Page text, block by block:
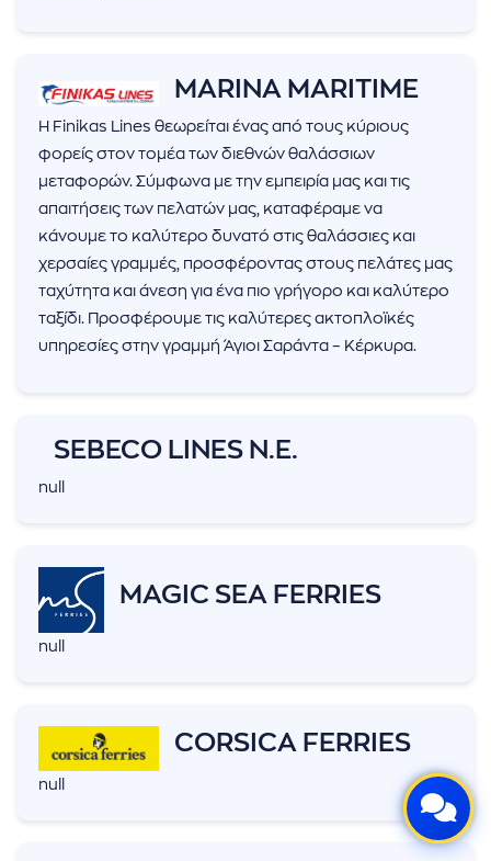
MARINA MARITIME
Η Finikas Lines θεωρείται ένας από τους κύριους
φορείς στον τομέα των διεθνών θαλάσσιων
μεταφορών. Σύμφωνα με την εμπειρία μας και τις
απαιτήσεις των πελατών μας, καταφέραμε να
κάνουμε το καλύτερο δυνατό στις θαλάσσιες και
χερσαίες γραμμές, προσφέροντας στους πελάτες μας
ταχύτητα και άνεση για ένα πιο γρήγορο και καλύτερο
ταξίδι. Προσφέρουμε τις καλύτερες ακτοπλοϊκές
υπηρεσίες στην γραμμή Άγιοι Σαράντα – Κέρκυρα.
SEBECO LINES N.E.
null
MAGIC SEA FERRIES
null
CORSICA FERRIES
null